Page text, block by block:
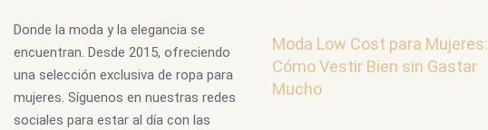
Donde la moda y la elegancia se
encuentran. Desde 2015, ofreciendo
una selección exclusiva de ropa para
mujeres. Síguenos en nuestras redes
sociales para estar al día con las
Moda Low Cost para Mujeres:
Cómo Vestir Bien sin Gastar
Mucho